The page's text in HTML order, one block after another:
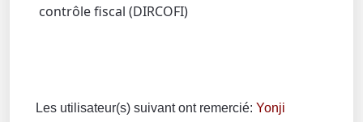
contrôle fiscal (DIRCOFI)
Les utilisateur(s) suivant ont remercié: Yonji